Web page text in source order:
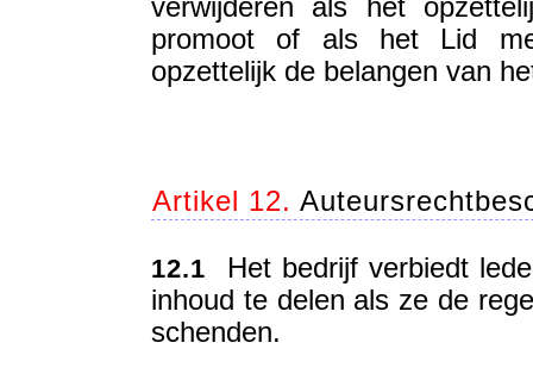
verwijderen als het
promoot of als het Lid
opzettelijk de belangen van
Artikel 12.
12.1 Het bedrijf verbiedt
inhoud te delen als ze de
schenden.